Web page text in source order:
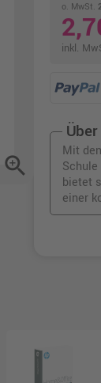
zoom_in
o. MwSt.
inkl.
Mit
bietet
einer